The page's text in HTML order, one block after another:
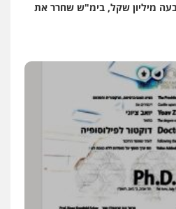
מיליון שקל, בימ"ש שחרר את